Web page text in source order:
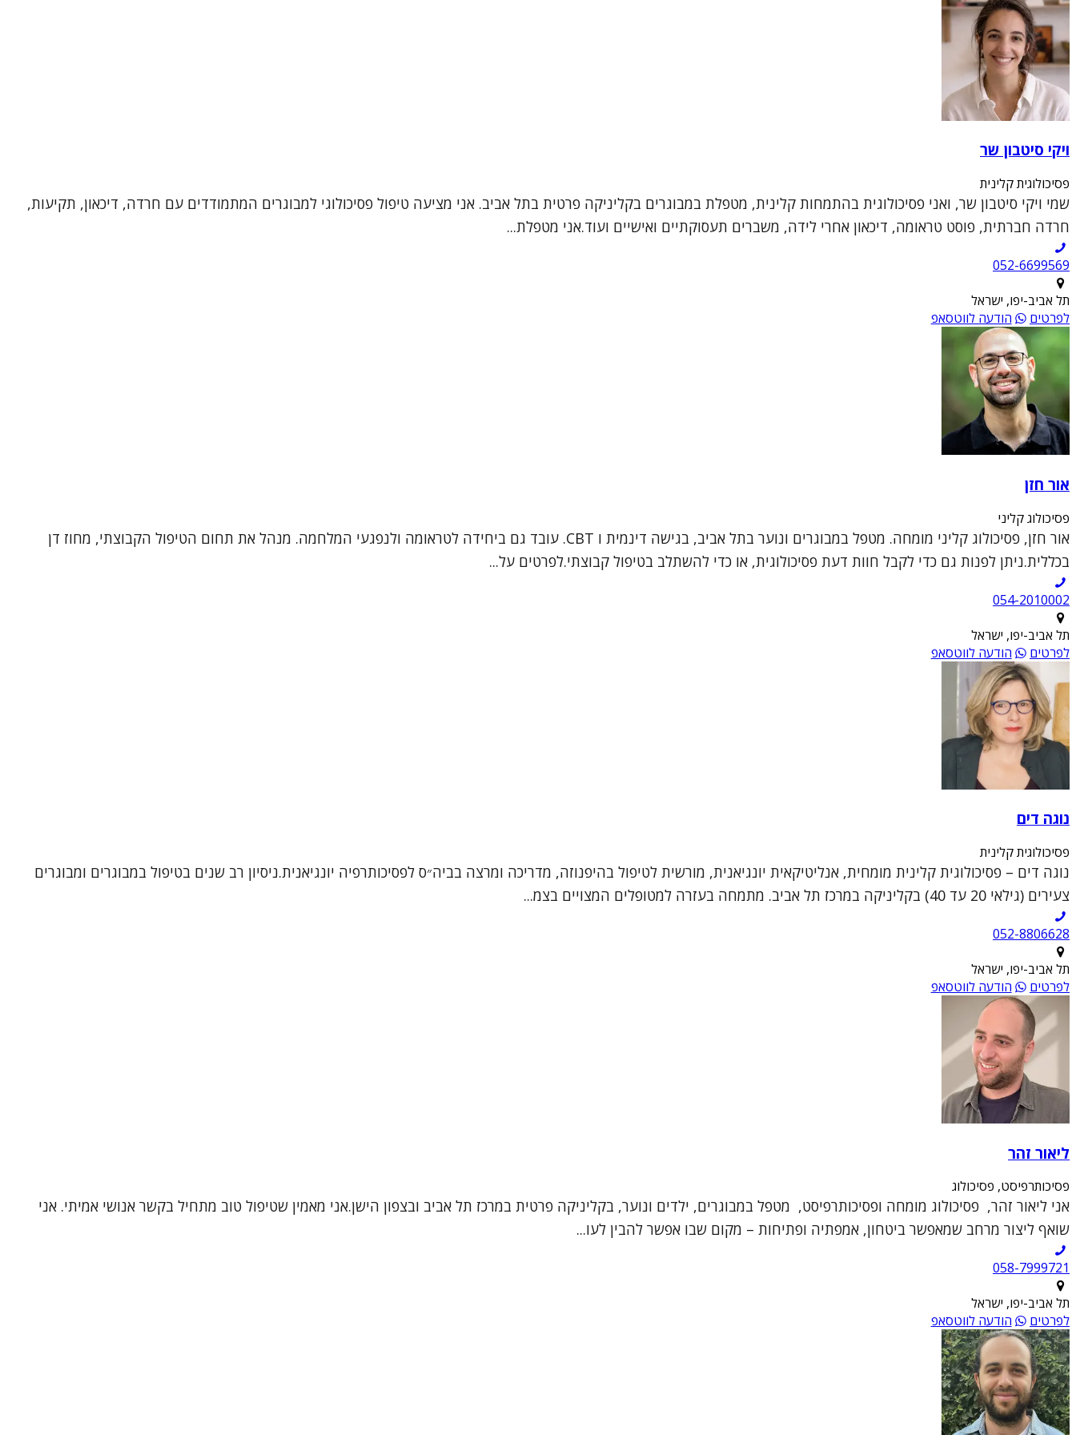
ויקי סיטבון שר
פסיכולוגית קלינית
שמי ויקי סיטבון שר, ואני פסיכולוגית בהתמחות קלינית, מטפלת במבוגרים בקליניקה פרטית בתל אביב. אני מציעה טיפול פסיכולוגי למבוגרים המתמודדים עם חרדה, דיכאון, תקיעות,
חרדה חברתית, פוסט טראומה, דיכאון אחרי לידה, משברים תעסוקתיים ואישיים ועוד.אני מטפלת...
052-6699569
תל אביב-יפו, ישראל
לפרטים
הודעה לווטסאפ
אור חזן
פסיכולוג קליני
אור חזן, פסיכולוג קליני מומחה. מטפל במבוגרים ונוער בתל אביב, בגישה דינמית ו CBT. עובד גם ביחידה לטראומה ולנפגעי המלחמה. מנהל את תחום הטיפול הקבוצתי, מחוז דן
בכללית.ניתן לפנות גם כדי לקבל חוות דעת פסיכולוגית, או כדי להשתלב בטיפול קבוצתי.לפרטים על...
054-2010002
תל אביב-יפו, ישראל
לפרטים
הודעה לווטסאפ
נוגה דים
פסיכולוגית קלינית
נוגה דים – פסיכולוגית קלינית מומחית, אנליטיקאית יונגיאנית, מורשית לטיפול בהיפנוזה, מדריכה ומרצה בביה״ס לפסיכותרפיה יונגיאנית.ניסיון רב שנים בטיפול במבוגרים ומבוגרים
צעירים (גילאי 20 עד 40) בקליניקה במרכז תל אביב. מתמחה בעזרה למטופלים המצויים בצמ...
052-8806628
תל אביב-יפו, ישראל
לפרטים
הודעה לווטסאפ
ליאור זהר
פסיכותרפיסט, פסיכולוג
אני ליאור זהר, פסיכולוג מומחה ופסיכותרפיסט, מטפל במבוגרים, ילדים ונוער, בקליניקה פרטית במרכז תל אביב ובצפון הישן.אני מאמין שטיפול טוב מתחיל בקשר אנושי אמיתי. אני
שואף ליצור מרחב שמאפשר ביטחון, אמפתיה ופתיחות – מקום שבו אפשר להבין לעו...
תל אביב-יפו, ישראל
לפרטים
הודעה לווטסאפ